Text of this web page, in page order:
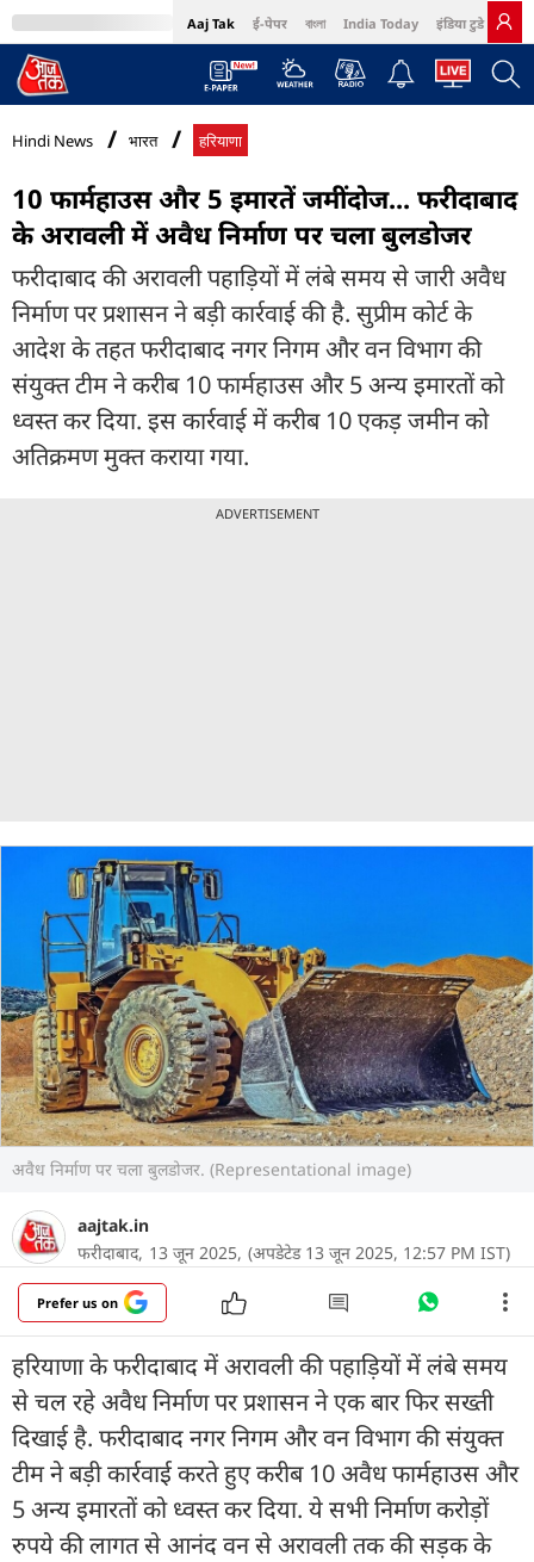
Aaj Tak ई-पेपर বাংলা India Today इंडिया टुडे हिंदी
MumbaiTak Cosmopolitan Harper's Bazaar Northeast
Hindi News भारत हरियाणा
10 फार्महाउस और 5 इमारतें जमींदोज... फरीदाबाद
के अरावली में अवैध निर्माण पर चला बुलडोजर
फरीदाबाद की अरावली पहाड़ियों में लंबे समय से जारी अवैध
निर्माण पर प्रशासन ने बड़ी कार्रवाई की है. सुप्रीम कोर्ट के
आदेश के तहत फरीदाबाद नगर निगम और वन विभाग की
संयुक्त टीम ने करीब 10 फार्महाउस और 5 अन्य इमारतों को
ध्वस्त कर दिया. इस कार्रवाई में करीब 10 एकड़ जमीन को
अतिक्रमण मुक्त कराया गया.
ADVERTISEMENT
अवैध निर्माण पर चला बुलडोजर. (Representational image)
aajtak.in
फरीदाबाद, 13 जून 2025, (अपडेटेड 13 जून 2025, 12:57 PM IST)
Prefer us on
हरियाणा के फरीदाबाद में अरावली की पहाड़ियों में लंबे समय
से चल रहे अवैध निर्माण पर प्रशासन ने एक बार फिर सख्ती
दिखाई है. फरीदाबाद नगर निगम और वन विभाग की संयुक्त
टीम ने बड़ी कार्रवाई करते हुए करीब 10 अवैध फार्महाउस और
5 अन्य इमारतों को ध्वस्त कर दिया. ये सभी निर्माण करोड़ों
रुपये की लागत से आनंद वन से अरावली तक की सड़क के